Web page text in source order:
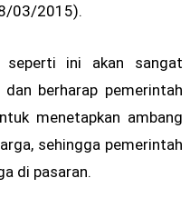
03/2015).
seperti ini akan sangat
berharap pemerintah
menetapkan ambang
sehingga pemerintah
di pasaran.